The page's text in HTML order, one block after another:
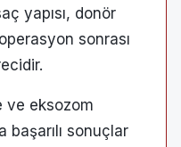
yapısı, donör
sonrası
ve eksozom
başarılı sonuçlar